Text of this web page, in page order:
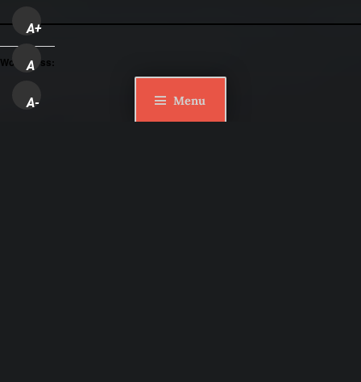
Menu
A+
A
A-
WordPress: